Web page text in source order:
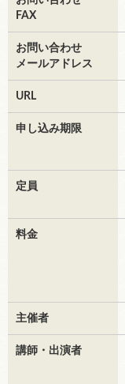
FAX
お問い合わせ
メールアドレス
URL
申し込み期限
定員
料金
主催者
講師・出演者